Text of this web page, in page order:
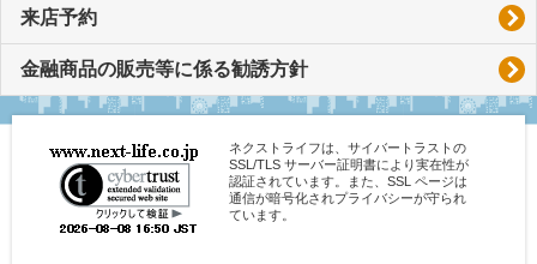
来店予約
金融商品の販売等に係る勧誘方針
ネクストライフは、サイバートラストの
SSL/TLS サーバー証明書により実在性が
認証されています。また、SSL ページは
通信が暗号化されプライバシーが守られ
ています。